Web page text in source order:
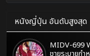
หนังญี่ปุ่น อันดับสูงสุด
MIDV-699
ชายระบายกำ